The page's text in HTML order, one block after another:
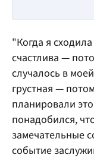
"Когда я
счастлива —
случалось в
грустная —
планировали
понадобился,
замечательные
событие